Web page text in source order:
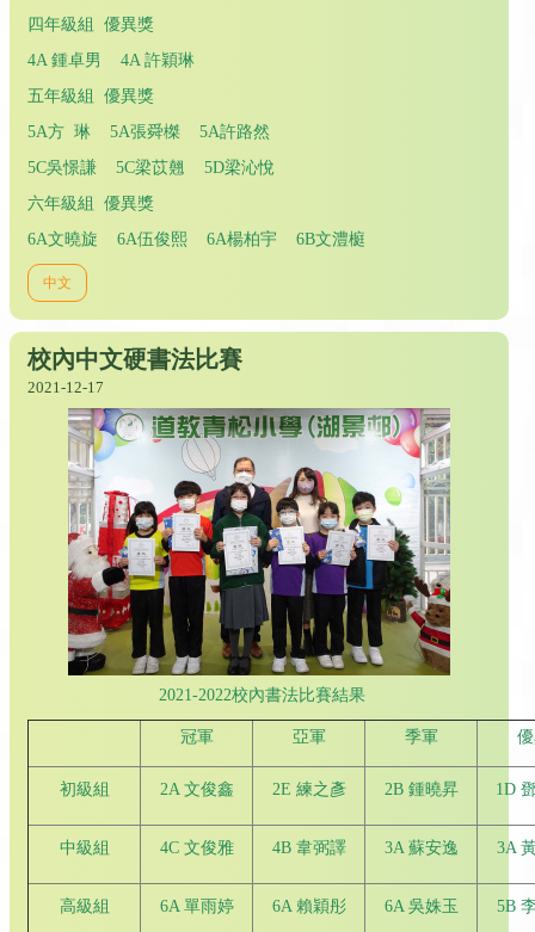
四年級組 優異獎
4A 鍾卓男 4A 許穎琳
五年級組 優異獎
5A方 琳 5A張舜榤 5A許路然
5C吳憬謙 5C梁苡翹 5D梁沁悅
六年級組 優異獎
6A文曉旋 6A伍俊熙 6A楊柏宇 6B文澧榳
中文
校內中文硬書法比賽
2021-12-17
2021-2022校內書法比賽結果
冠軍 亞軍 季軍
初級組 2A 文俊鑫 2E 練之彥 2B 鍾曉昇 1D
中級組 4C 文俊雅 4B 韋弼譯 3A 蘇安逸 3A
高級組 6A 單雨婷 6A 賴穎彤 6A 吳姝玉 5B